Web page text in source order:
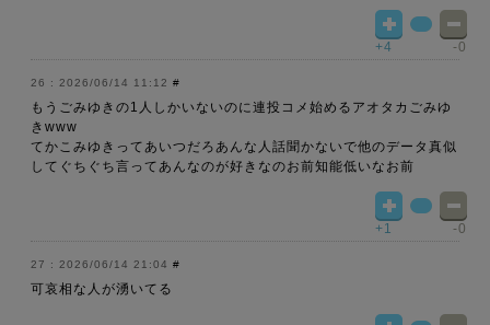
+4 -0
2026/06/14 11:12 #
もうごみゆきの1人しかいないのに連投コメ始めるアオタカごみゆ
きwww
てかこみゆきってあいつだろあんな人話聞かないで他のデータ真似
してぐちぐち言ってあんなのが好きなのお前知能低いなお前
+1 -0
2026/06/14 21:04 #
可哀相な人が湧いてる